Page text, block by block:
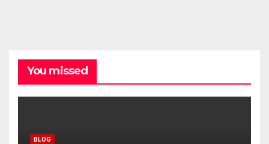
You missed
BLOG